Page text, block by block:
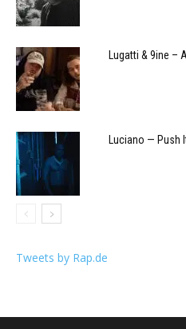
Lugatti & 9ine –
Luciano — Push
Tweets by Rap.de